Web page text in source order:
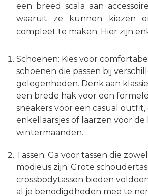
een breed scala aan
waaruit ze kunnen kiezen
compleet te maken. Hier zijn
Schoenen: Kies voor
schoenen die passen bij
gelegenheden. Denk aan
een brede hak voor een
sneakers voor een casual
enkellaarsjes of laarzen voor de
wintermaanden.
Tassen: Ga voor tassen die
modieus zijn. Grote
crossbodytassen bieden
al je benodigdheden mee te